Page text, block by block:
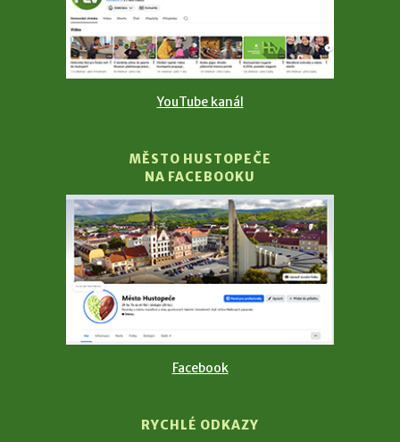
YouTube kanál
MĚSTO HUSTOPEČE
NA FACEBOOKU
Facebook
RYCHLÉ ODKAZY